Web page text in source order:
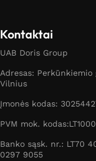
Kontaktai
UAB Doris Group
Adresas: Perkūnkiemio
Vilnius
Įmonės kodas:
PVM mok.
Banko sąsk. nr.: LT70
0297 9055